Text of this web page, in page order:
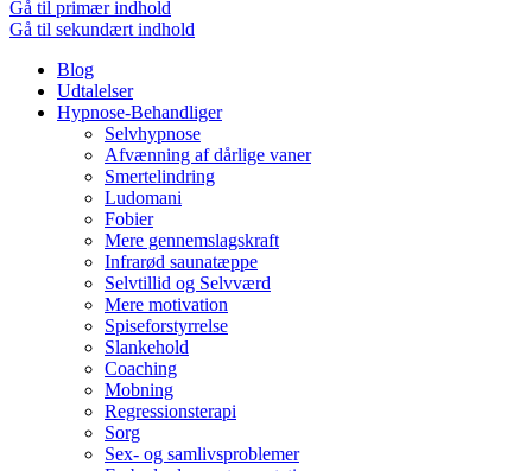
Gå til primær indhold
Gå til sekundært indhold
Blog
Udtalelser
Hypnose-Behandliger
Selvhypnose
Afvænning af dårlige vaner
Smertelindring
Ludomani
Fobier
Mere gennemslagskraft
Infrarød saunatæppe
Selvtillid og Selvværd
Mere motivation
Spiseforstyrrelse
Slankehold
Coaching
Mobning
Regressionsterapi
Sorg
Sex- og samlivsproblemer